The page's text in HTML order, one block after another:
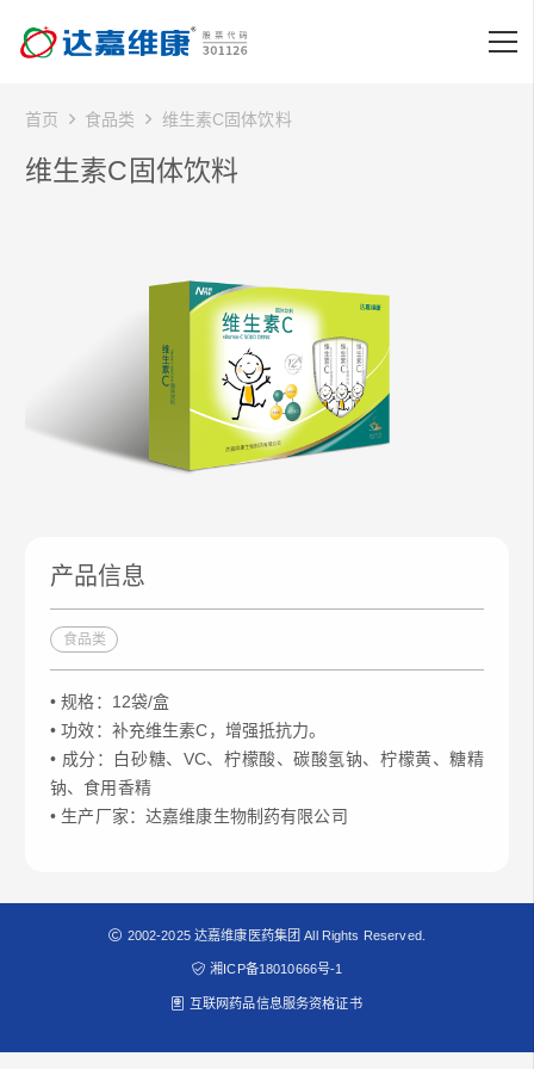
首页 食品类 维生素C固体饮料
维生素C固体饮料
产品信息
食品类
• 规格：12袋/盒
• 功效：补充维生素C，增强抵抗力。
• 成分：白砂糖、VC、柠檬酸、碳酸氢钠、柠檬黄、糖精
钠、食用香精
• 生产厂家：达嘉维康生物制药有限公司
2002-2025 达嘉维康医药集团 All Rights Reserved.
湘ICP备18010666号-1
互联网药品信息服务资格证书